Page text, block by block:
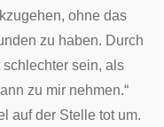
ohne das
zu haben. Durch
sein, als
zu mir nehmen.“
auf der Stelle tot um.